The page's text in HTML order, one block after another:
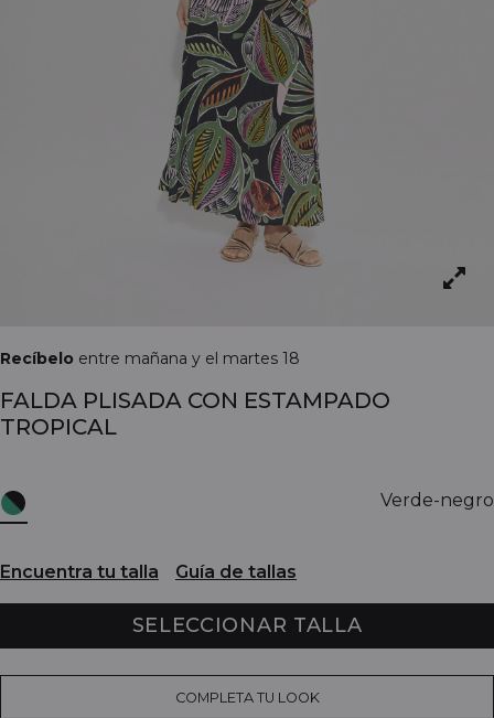
Recíbelo entre mañana y el martes 18
FALDA PLISADA CON ESTAMPADO
TROPICAL
Verde-negro
Encuentra tu talla Guía de tallas
SELECCIONAR TALLA
COMPLETA TU LOOK